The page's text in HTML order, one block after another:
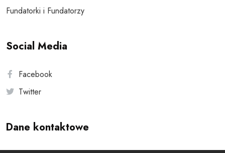
Fundatorki i Fundatorzy
Social Media
Facebook
Twitter
Dane kontaktowe